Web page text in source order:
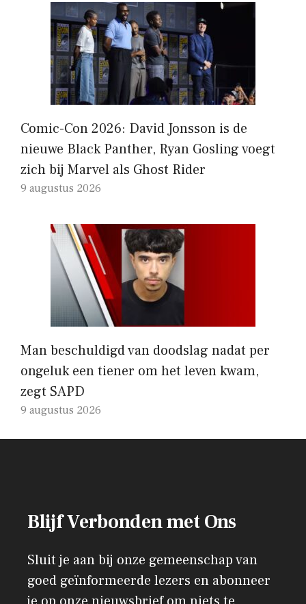
Comic-Con 2026: David Jonsson is de
nieuwe Black Panther, Ryan Gosling voegt
zich bij Marvel als Ghost Rider
9 augustus 2026
Man beschuldigd van doodslag nadat per
ongeluk een tiener om het leven kwam,
zegt SAPD
9 augustus 2026
Blijf Verbonden met Ons
Sluit je aan bij onze gemeenschap van
goed geïnformeerde lezers en abonneer